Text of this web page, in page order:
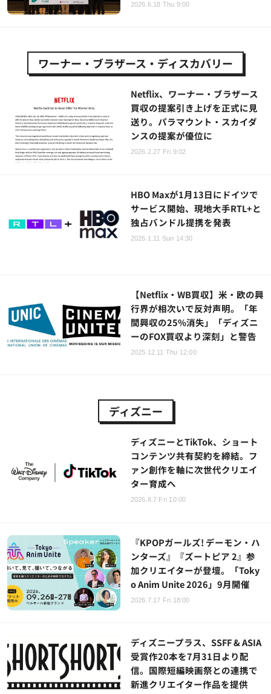
2026.6.18 Thu 9:00
ワーナー・ブラザース・ディスカバリー
Netflix、ワーナー・ブラザース
買収の提案引き上げを正式に見
送り。パラマウント・スカイダ
ンスの提案が優位に
2026.2.27 Fri 9:02
HBO Maxが1月13日にドイツで
サービス開始、現地大手RTL+と
独占バンドル提携を発表
2026.1.11 Sun 14:30
【Netflix・WB買収】米・欧の興
行界が相次いで反対声明。「年
間興収の25%消失」「ディズニ
ーのFOX買収より深刻」と警告
2025.12.11 Thu 12:00
ディズニー
ディズニーとTikTok、ショート
コンテンツ共有契約を締結。フ
ァン創作を軸に次世代クリエイ
ター育成へ
2026.8.7 Fri 10:00
『KPOPガールズ! デーモン・ハ
ンターズ』『ズートピア 2』参
加クリエイターが登壇。「Toky
o Anim Unite 2026」9月開催
2026.7.17 Fri 18:00
ディズニープラス、SSFF & ASIA
受賞作20本を7月31日より配
信。国際短編映画祭との連携で
新進クリエイター作品を提供